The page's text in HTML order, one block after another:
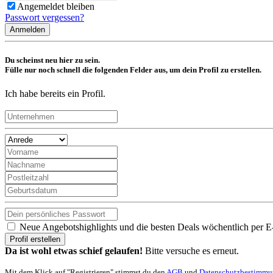
Angemeldet bleiben
Passwort vergessen?
Anmelden
Du scheinst neu hier zu sein.
Fülle nur noch schnell die folgenden Felder aus, um dein Profil zu erstellen.
Ich habe bereits ein Profil.
Neue Angebotshighlights und die besten Deals wöchentlich per
Profil erstellen
Da ist wohl etwas schief gelaufen! Bitte versuche es erneut.